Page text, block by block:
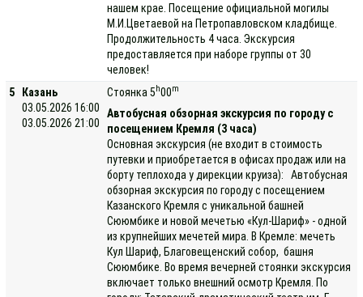
нашем крае. Посещение официальной могилы
М.И.Цветаевой на Петропавловском кладбище.
Продолжительность 4 часа. Экскурсия
предоставляется при наборе группы от 30
человек!
5
Казань
03.05.2026 16:00
03.05.2026 21:00
Стоянка 5 h00m
Автобусная обзорная экскурсия по городу с
посещением Кремля (3 часа)
Основная экскурсия (не входит в стоимость
путевки и приобретается в офисах продаж или на
борту теплохода у дирекции круиза): Автобусная
обзорная экскурсия по городу с посещением
Казанского Кремля с уникальной башней
Сююмбике и новой мечетью «Кул-Шариф» - одной
из крупнейших мечетей мира. В Кремле: мечеть
Кул Шариф, Благовещенский собор, башня
Сююмбике. Во время вечерней стоянки экскурсия
включает только внешний осмотр Кремля. По